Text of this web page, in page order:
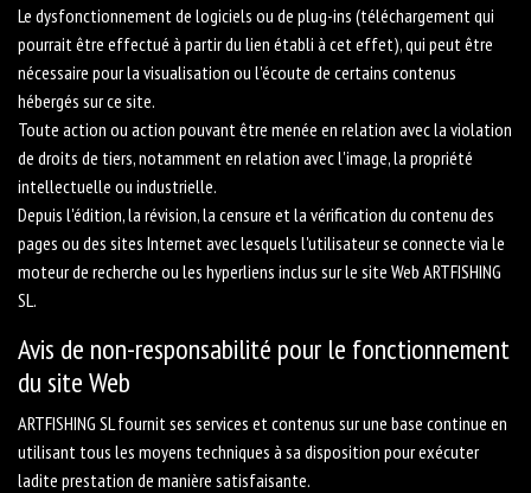
Le dysfonctionnement de logiciels ou de plug-ins (téléchargement qui
pourrait être effectué à partir du lien établi à cet effet), qui peut être
nécessaire pour la visualisation ou l'écoute de certains contenus
hébergés sur ce site.
Toute action ou action pouvant être menée en relation avec la violation
de droits de tiers, notamment en relation avec l'image, la propriété
intellectuelle ou industrielle.
Depuis l'édition, la révision, la censure et la vérification du contenu des
pages ou des sites Internet avec lesquels l'utilisateur se connecte via le
moteur de recherche ou les hyperliens inclus sur le site Web ARTFISHING
SL.
Avis de non-responsabilité pour le fonctionnement
du site Web
ARTFISHING SL fournit ses services et contenus sur une base continue en
utilisant tous les moyens techniques à sa disposition pour exécuter
ladite prestation de manière satisfaisante.